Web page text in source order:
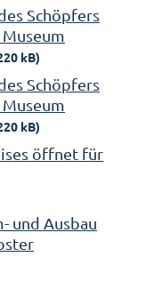
Schöpfers
kB)
Schöpfers
kB)
öffnet für
und Ausbau